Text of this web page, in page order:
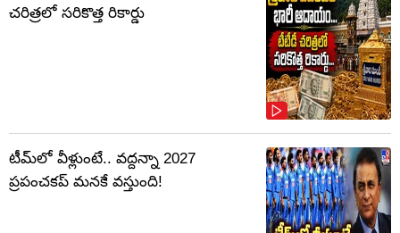
చరిత్రలో సరికొత్త రికార్డు
టీమ్‌లో వీళ్లుంటే.. వద్దన్నా 2027
ప్రపంచకప్‌ మనకే వస్తుంది!